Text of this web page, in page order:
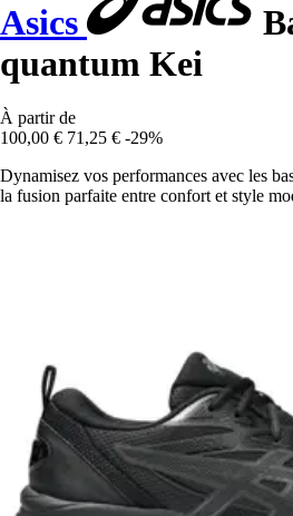
Asics
quantum Kei
À partir de
100,00 € 71,25 € -29%
Dynamisez vos performances avec les
la fusion parfaite entre confort et style